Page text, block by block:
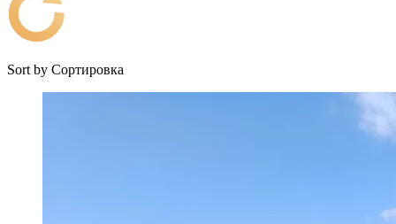
Sort by Сортировка